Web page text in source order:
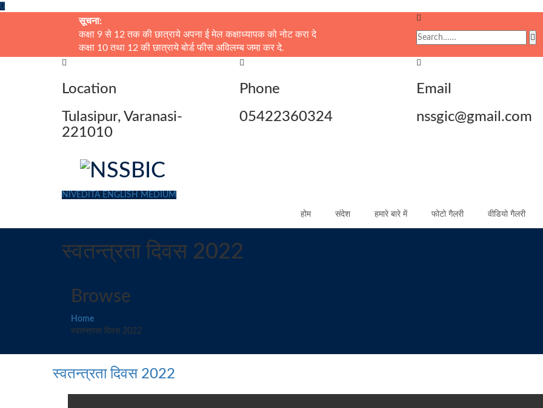
सूचना:
कक्षा 9 से 12 तक की छात्राये अपना ई मेल कक्षाध्यापक को नोट करा दे
कक्षा 10 तथा 12 की छात्राये बोर्ड फीस अविलम्ब जमा कर दे.
Location
Tulasipur, Varanasi-
221010
Phone
05422360324
Email
nssgic@gmail.com
NIVEDITA ENGLISH MEDIUM
होम संदेश हमारे बारे में फोटो गैलरी वीडियो गैलरी
स्वतन्त्रता दिवस 2022
Browse
Home
स्वतन्त्रता दिवस 2022
स्वतन्त्रता दिवस 2022